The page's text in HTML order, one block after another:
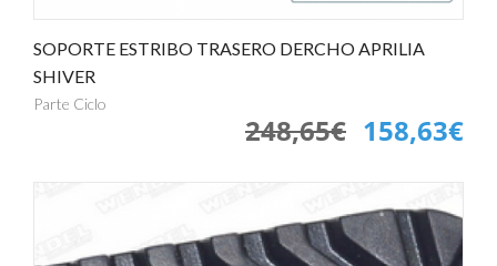
SOPORTE ESTRIBO TRASERO DERCHO APRILIA
SHIVER
Parte Ciclo
158,63€
248,65€